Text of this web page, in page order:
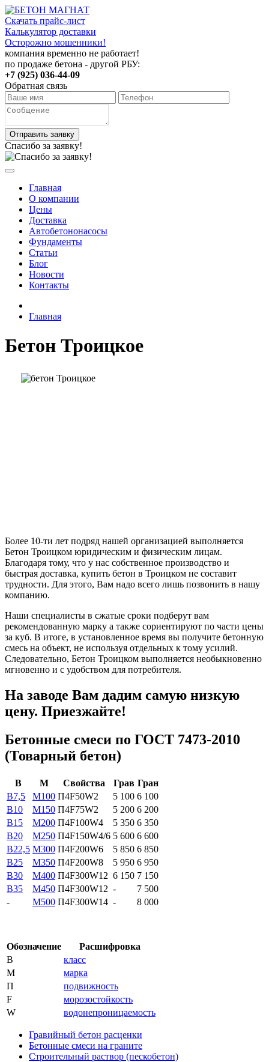
Скачать прайс-лист
Калькулятор доставки
Осторожно мошенники!
компания временно не работает!
по продаже бетона - другой РБУ:
+7 (925) 036-44-09
Обратная связь
Отправить заявку
Спасибо за заявку!
Главная
О компании
Цены
Доставка
Автобетононасосы
Фундаменты
Статьи
Блог
Новости
Контакты
Главная
Бетон Троицкое
Более 10-ти лет подряд нашей организацией выполняется
Бетон Троицком юридическим и физическим лицам.
Благодаря тому, что у нас собственное производство и
быстрая доставка, купить бетон в Троицком не составит
трудности. Для этого, Вам надо всего лишь позвонить в нашу
компанию.
Наши специалисты в сжатые сроки подберут вам
рекомендованную марку а также сориентируют по части цены
за куб. В итоге, в установленное время вы получите бетонную
смесь на объект, не используя отдельных к тому усилий.
Следовательно, Бетон Троицком выполняется необыкновенно
мгновенно и с удобством для потребителя.
На заводе Вам дадим самую низкую
цену. Приезжайте!
Бетонные смеси по ГОСТ 7473-2010
(Товарный бетон)
В М Свойства Грав Гран
B7,5
М100 П4F50W2 5 100 6 100
B10
М150 П4F75W2 5 200 6 200
B15
М200 П4F100W4 5 350 6 350
B20
М250 П4F150W4/6 5 600 6 600
В22,5 М300 П4F200W6 5 850 6 850
В25
М350 П4F200W8 5 950 6 950
В30
М400 П4F300W12 6 150 7 150
В35
М450 П4F300W12 -
7 500
-
М500 П4F300W14 - 8 000
Обозначение
Расшифровка
В
класс
М
марка
П
подвижность
F
морозостойкость
W
водонепроницаемость
Гравийный бетон расценки
Бетонные смеси на граните
Строительный раствор (пескобетон)